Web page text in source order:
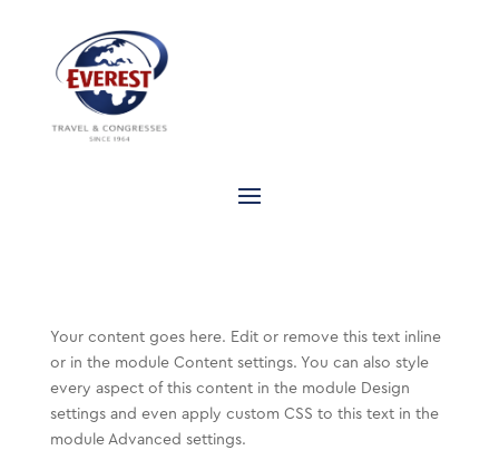
Your content goes here. Edit or remove this text inline
or in the module Content settings. You can also style
every aspect of this content in the module Design
settings and even apply custom CSS to this text in the
module Advanced settings.